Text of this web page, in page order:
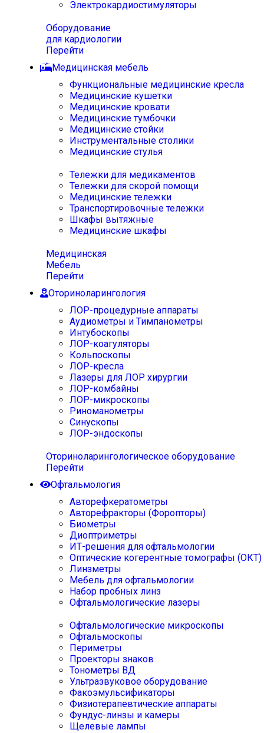
Электрокардиостимуляторы
Оборудование
для кардиологии
Перейти
Медицинская мебель
Функциональные медицинские кресла
Медицинские кушетки
Медицинские кровати
Медицинские тумбочки
Медицинские стойки
Инструментальные столики
Медицинские стулья
Тележки для медикаментов
Тележки для скорой помощи
Медицинские тележки
Транспортировочные тележки
Шкафы вытяжные
Медицинские шкафы
Медицинская
Мебель
Перейти
Оториноларингология
ЛОР-процедурные аппараты
Аудиометры и Тимпанометры
Интубоскопы
ЛОР-коагуляторы
Кольпоскопы
ЛОР-кресла
Лазеры для ЛОР хирургии
ЛОР-комбайны
ЛОР-микроскопы
Риноманометры
Синускопы
ЛОР-эндоскопы
Оториноларингологическое оборудование
Перейти
Офтальмология
Авторефкератометры
Авторефракторы (Форопторы)
Биометры
Диоптриметры
ИТ-решения для офтальмологии
Оптические когерентные томографы (ОКТ)
Линзметры
Мебель для офтальмологии
Набор пробных линз
Офтальмологические лазеры
Офтальмологические микроскопы
Офтальмоскопы
Периметры
Проекторы знаков
Тонометры ВД
Ультразвуковое оборудование
Факоэмульсификаторы
Физиотерапевтические аппараты
Фундус-линзы и камеры
Щелевые лампы